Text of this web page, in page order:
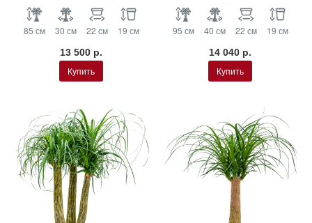
85 см 30 см 22 см 19 см
13 500 р.
Купить
95 см 40 см 22 см 19 см
14 040 р.
Купить